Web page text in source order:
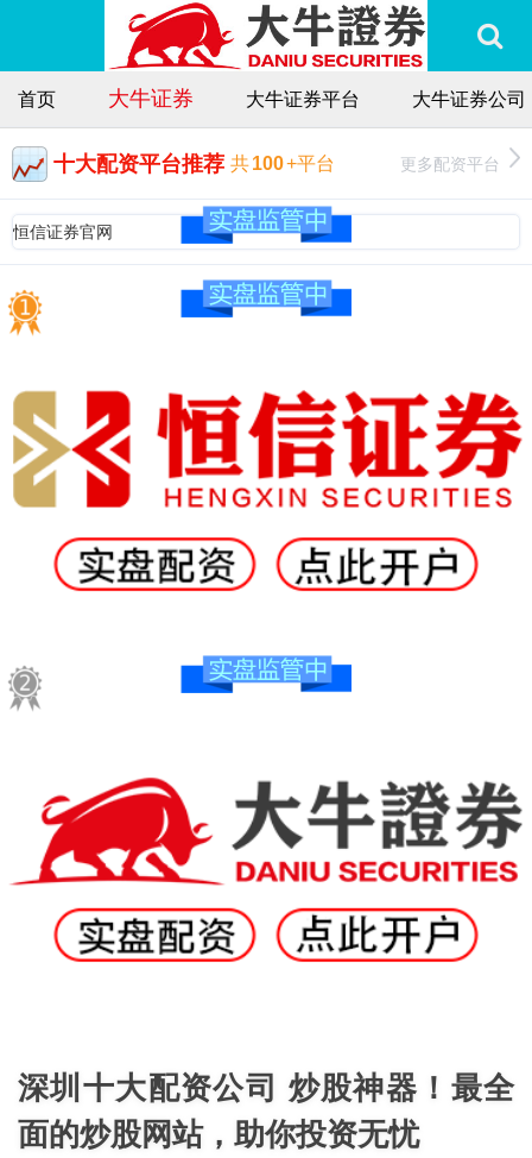
首页 大牛证券 大牛证券平台 大牛证券公司
十大配资平台推荐 共100+平台 更多配资平台
恒信证券官网
深圳十大配资公司 炒股神器！最全
面的炒股网站，助你投资无忧